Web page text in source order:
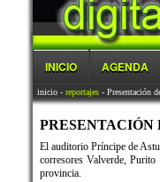
INICIO AGENDA
inicio- reportajes- Presentación
PRESENTACIÓN
El auditorio Príncipe de
corresores Valverde,
provincia.